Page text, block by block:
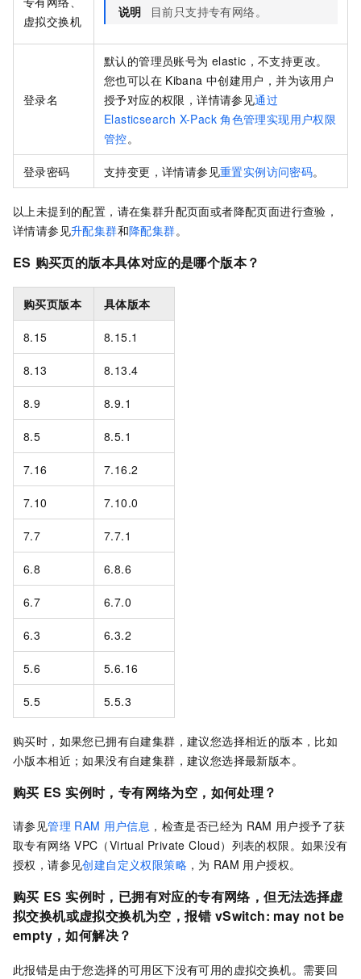
虚拟交换机
说明 目前只支持专有网络。
登录名
默认的管理员账号为 elastic，不支持更改。
您也可以在 Kibana 中创建用户，并为该用户
授予对应的权限，详情请参见通过
Elasticsearch X-Pack 角色管理实现用户权限
管控。
登录密码 支持变更，详情请参见重置实例访问密码。
以上未提到的配置，请在集群升配页面或者降配页面进行查验，
详情请参见升配集群和降配集群。
ES 购买页的版本具体对应的是哪个版本？
购买页版本 具体版本
8.15 8.15.1
8.13 8.13.4
8.9 8.9.1
8.5 8.5.1
7.16 7.16.2
7.10 7.10.0
7.7 7.7.1
6.8 6.8.6
6.7 6.7.0
6.3 6.3.2
5.6 5.6.16
5.5 5.5.3
购买时，如果您已拥有自建集群，建议您选择相近的版本，比如
小版本相近；如果没有自建集群，建议您选择最新版本。
购买 ES 实例时，专有网络为空，如何处理？
请参见管理 RAM 用户信息 ，检查是否已经为 RAM 用户授予了获
取专有网络 VPC（Virtual Private Cloud）列表的权限。如果没有
授权，请参见创建自定义权限策略 ，为 RAM 用户授权。
购买 ES 实例时，已拥有对应的专有网络，但无法选择虚
拟交换机或虚拟交换机为空，报错 vSwitch: may not be
empty，如何解决？
此报错是由于您选择的可用区下没有可用的虚拟交换机。需要回